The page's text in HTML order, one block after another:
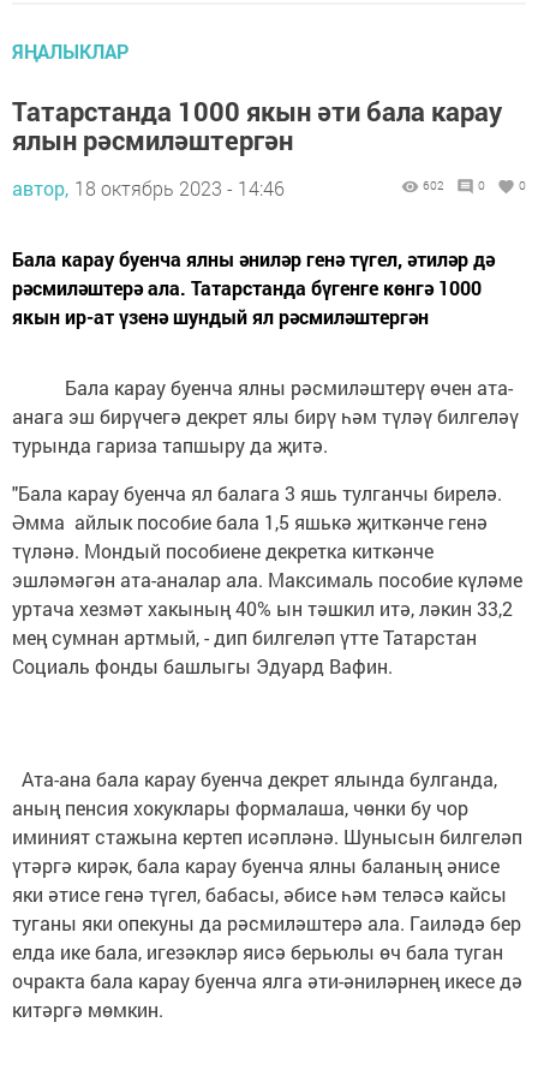
ЯҢАЛЫКЛАР
Татарстанда 1000 якын әти бала карау
ялын рәсмиләштергән
автор, 18 октябрь 2023 - 14:46 602 0 0
Бала карау буенча ялны әниләр генә түгел, әтиләр дә
рәсмиләштерә ала. Татарстанда бүгенге көнгә 1000
якын ир-ат үзенә шундый ял рәсмиләштергән
Бала карау буенча ялны рәсмиләштерү өчен ата-
анага эш бирүчегә декрет ялы бирү һәм түләү билгеләү
турында гариза тапшыру да җитә.
"Бала карау буенча ял балага 3 яшь тулганчы бирелә.
Әмма айлык пособие бала 1,5 яшькә җиткәнче генә
түләнә. Мондый пособиене декретка киткәнче
эшләмәгән ата-аналар ала. Максималь пособие күләме
уртача хезмәт хакының 40% ын тәшкил итә, ләкин 33,2
мең сумнан артмый, - дип билгеләп үтте Татарстан
Социаль фонды башлыгы Эдуард Вафин.
Ата-ана бала карау буенча декрет ялында булганда,
аның пенсия хокуклары формалаша, чөнки бу чор
иминият стажына кертеп исәпләнә. Шунысын билгеләп
үтәргә кирәк, бала карау буенча ялны баланың әнисе
яки әтисе генә түгел, бабасы, әбисе һәм теләсә кайсы
туганы яки опекуны да рәсмиләштерә ала. Гаиләдә бер
елда ике бала, игезәкләр яисә берьюлы өч бала туган
очракта бала карау буенча ялга әти-әниләрнең икесе дә
китәргә мөмкин.